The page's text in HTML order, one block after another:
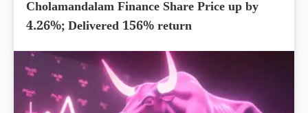
Cholamandalam Finance Share Price up by
4.26%; Delivered 156% return